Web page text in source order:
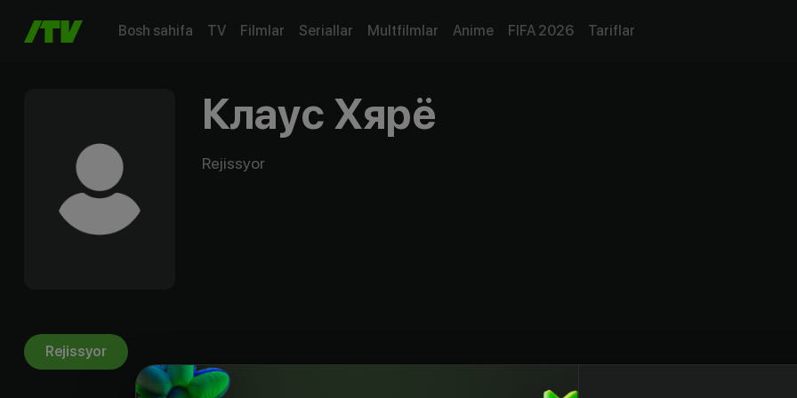
Bosh sahifa TV Filmlar Seriallar Multfilmlar Anime FIFA 2026 Tariflar
Клаус Хярё
Rejissyor
Rejissyor